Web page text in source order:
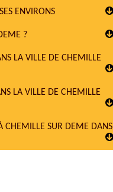
ENVIRONS
?
LA VILLE DE CHEMILLE
LA VILLE DE CHEMILLE
CHEMILLE SUR DEME DANS